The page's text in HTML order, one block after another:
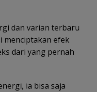
dan varian terbaru
menciptakan efek
dari yang pernah
ia bisa saja